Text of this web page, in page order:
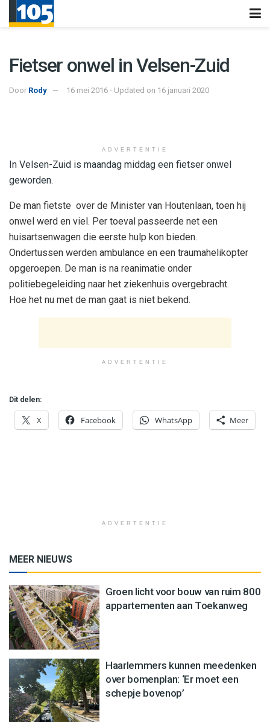
Fietser onwel in Velsen-Zuid
Door Rody 16 mei 2016 - Updated on 16 januari 2020
ADVERTENTIE
In Velsen-Zuid is maandag middag een fietser onwel
geworden.
De man fietste over de Minister van Houtenlaan, toen hij
onwel werd en viel. Per toeval passeerde net een
huisartsenwagen die eerste hulp kon bieden.
Ondertussen werden ambulance en een traumahelikopter
opgeroepen. De man is na reanimatie onder
politiebegeleiding naar het ziekenhuis overgebracht.
Hoe het nu met de man gaat is niet bekend.
ADVERTENTIE
Dit delen:
X Facebook WhatsApp Meer
ADVERTENTIE
MEER NIEUWS
Groen licht voor bouw van ruim 800
appartementen aan Toekanweg
Haarlemmers kunnen meedenken
over bomenplan: ‘Er moet een
schepje bovenop’